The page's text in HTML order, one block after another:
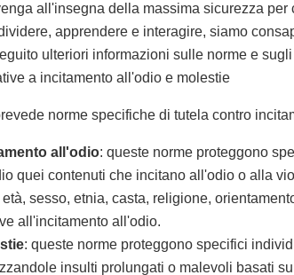
all'insegna della massima sicurezza
apprendere e interagire, siamo
ulteriori informazioni sulle norme e
a incitamento all'odio e molestie
norme specifiche di tutela contro
all'odio: queste norme proteggono
quei contenuti che incitano all'odio o alla
sesso, etnia, casta, religione,
all'incitamento all'odio.
: queste norme proteggono specifici
insulti prolungati o malevoli basati